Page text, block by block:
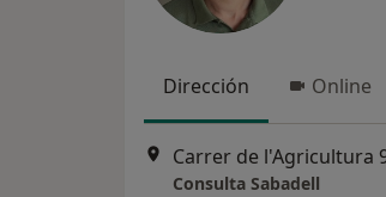
Dirección Online
Carrer de l'Agricultura
Consulta Sabadell